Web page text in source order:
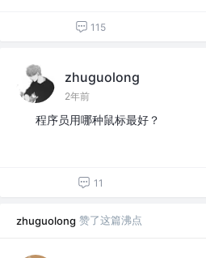
115
zhuguolong
2年前
程序员用哪种鼠标最好？
11
zhuguolong 赞了这篇沸点